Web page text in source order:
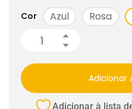
Cor Azul Rosa
Adicionar
Adicionar à lista